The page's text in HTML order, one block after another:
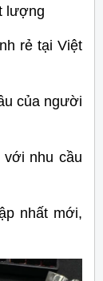
lượng
rẻ tại Việt
của người
với nhu cầu
nhất mới,